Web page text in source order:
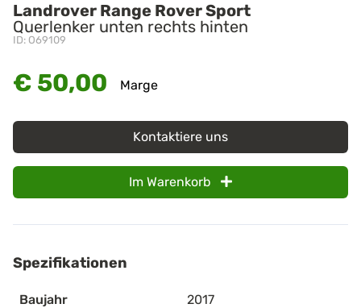
Landrover Range Rover Sport
Querlenker unten rechts hinten
ID: O69109
€ 50,00 Marge
Kontaktiere uns
Im Warenkorb
Spezifikationen
Baujahr
2017